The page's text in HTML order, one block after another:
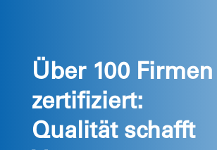
Über 100 Firmen
zertifiziert:
Qualität schafft